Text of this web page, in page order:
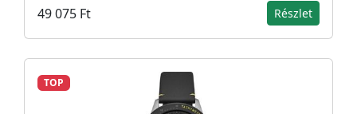
49 075 Ft Részlet
TOP